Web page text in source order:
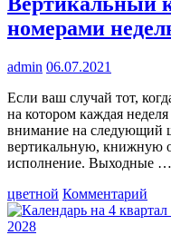
номерами
admin 06.07.2021
Если ваш случай тот,
на котором каждая
внимание на следующий
вертикальную, книжную
исполнение. Выходные …
цветной Комментарий
2028